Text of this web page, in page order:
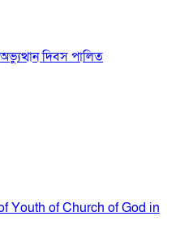
দিবস পালিত
Youth of Church of God in